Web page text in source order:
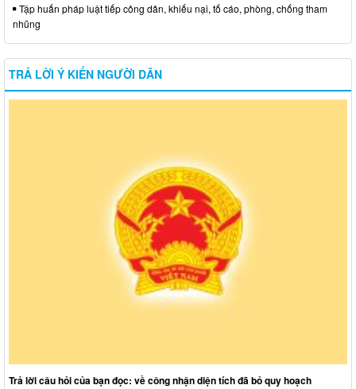
Tập huấn pháp luật tiếp công dân, khiếu nại, tố cáo, phòng, chống tham
nhũng
TRẢ LỜI Ý KIẾN NGƯỜI DÂN
Trả lời câu hỏi của bạn đọc: về công nhận diện tích đã bỏ quy hoạch